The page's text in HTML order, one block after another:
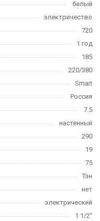
белый
электричество
720
1 год
185
220/380
Smart
Россия
7.5
настенный
290
19
75
Тэн
нет
электрический
1 1/2"